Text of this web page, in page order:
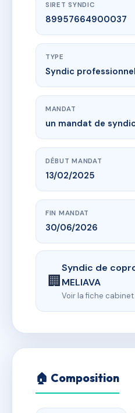
SIRET SYNDIC
89957664900037
TYPE
Syndic professionnel
MANDAT
un mandat de
DÉBUT MANDAT
13/02/2025
FIN MANDAT
30/06/2026
🏢
Syndic de
MELIAVA
Voir la fiche
🏠 Composition